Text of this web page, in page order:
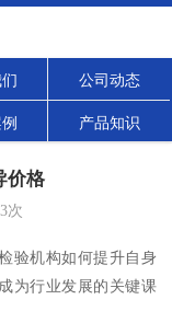
公司动态
产品知识
价格
次
验机构如何提升自身
为行业发展的关键课